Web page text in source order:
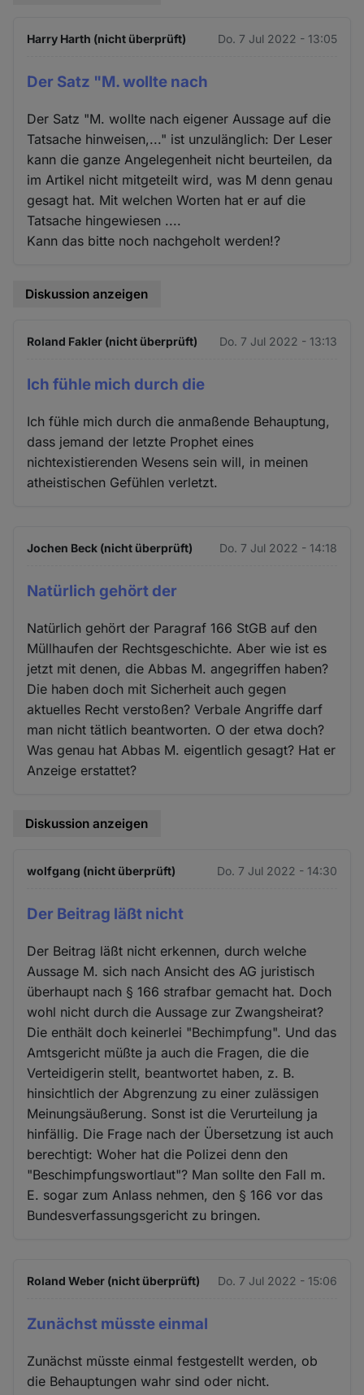
Harry Harth (nicht überprüft) Do. 7 Jul 2022 - 13:05
Der Satz "M. wollte nach
Der Satz "M. wollte nach eigener Aussage auf die
Tatsache hinweisen,..." ist unzulänglich: Der Leser
kann die ganze Angelegenheit nicht beurteilen, da
im Artikel nicht mitgeteilt wird, was M denn genau
gesagt hat. Mit welchen Worten hat er auf die
Tatsache hingewiesen ....
Kann das bitte noch nachgeholt werden!?
Diskussion anzeigen
Roland Fakler (nicht überprüft) Do. 7 Jul 2022 - 13:13
Ich fühle mich durch die
Ich fühle mich durch die anmaßende Behauptung,
dass jemand der letzte Prophet eines
nichtexistierenden Wesens sein will, in meinen
atheistischen Gefühlen verletzt.
Jochen Beck (nicht überprüft) Do. 7 Jul 2022 - 14:18
Natürlich gehört der
Natürlich gehört der Paragraf 166 StGB auf den
Müllhaufen der Rechtsgeschichte. Aber wie ist es
jetzt mit denen, die Abbas M. angegriffen haben?
Die haben doch mit Sicherheit auch gegen
aktuelles Recht verstoßen? Verbale Angriffe darf
man nicht tätlich beantworten. O der etwa doch?
Was genau hat Abbas M. eigentlich gesagt? Hat er
Anzeige erstattet?
Diskussion anzeigen
wolfgang (nicht überprüft) Do. 7 Jul 2022 - 14:30
Der Beitrag läßt nicht
Der Beitrag läßt nicht erkennen, durch welche
Aussage M. sich nach Ansicht des AG juristisch
überhaupt nach § 166 strafbar gemacht hat. Doch
wohl nicht durch die Aussage zur Zwangsheirat?
Die enthält doch keinerlei "Bechimpfung". Und das
Amtsgericht müßte ja auch die Fragen, die die
Verteidigerin stellt, beantwortet haben, z. B.
hinsichtlich der Abgrenzung zu einer zulässigen
Meinungsäußerung. Sonst ist die Verurteilung ja
hinfällig. Die Frage nach der Übersetzung ist auch
berechtigt: Woher hat die Polizei denn den
"Beschimpfungswortlaut"? Man sollte den Fall m.
E. sogar zum Anlass nehmen, den § 166 vor das
Bundesverfassungsgericht zu bringen.
Roland Weber (nicht überprüft) Do. 7 Jul 2022 - 15:06
Zunächst müsste einmal
Zunächst müsste einmal festgestellt werden, ob
die Behauptungen wahr sind oder nicht.